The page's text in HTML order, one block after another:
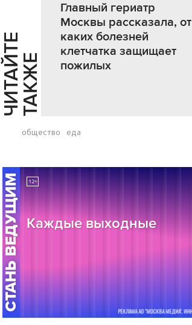
Ч
И
Т
АЙ
Т
Е
Т
А
К
ЖЕ
Главный гериатр
Москвы рассказала, от
каких болезней
клетчатка защищает
пожилых
общество еда